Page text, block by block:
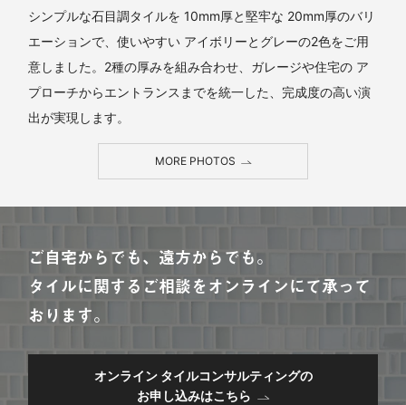
シンプルな石目調タイルを 10mm厚と堅牢な 20mm厚のバリ
エーションで、使いやすい アイボリーとグレーの2色をご用
意しました。2種の厚みを組み合わせ、ガレージや住宅の ア
プローチからエントランスまでを統一した、完成度の高い演
出が実現します。
MORE PHOTOS
ご自宅からでも、遠方からでも。
タイルに関するご相談をオンラインにて承って
おります。
オンライン タイルコンサルティングの
お申し込みはこちら